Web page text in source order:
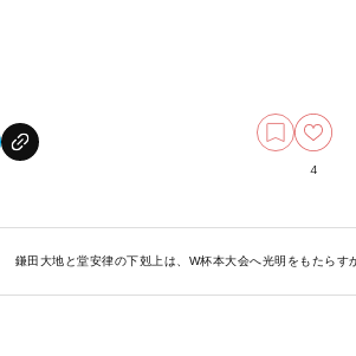
4
鎌田大地と堂安律の下剋上は、W杯本大会へ光明をもたらす